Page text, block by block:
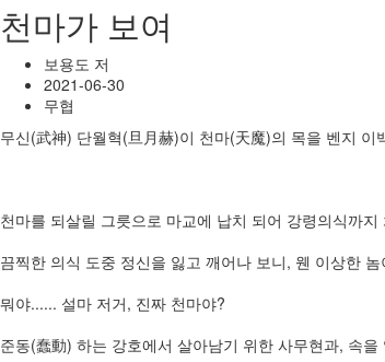
천마가 보여
보용도 저
2021-06-30
무협
무신(武神) 단월혁(旦月赫)이 천마(天魔)의 목을 벤지 이
천마를 되살릴 그릇으로 마교에 납치 되어 강령의식까
끔찍한 의식 도중 정신을 잃고 깨어나 보니, 웬 이상한
뭐야...... 설마 저거, 진짜 천마야?
준동(蠢動) 하는 강호에서 살아남기 위한 사무현과, 속